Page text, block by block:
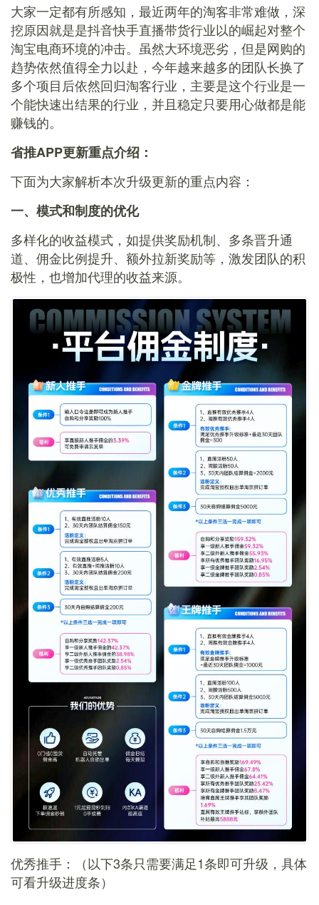
大家一定都有所感知，最近两年的淘客非常难做，深
挖原因就是是抖音快手直播带货行业以的崛起对整个
淘宝电商环境的冲击。虽然大环境恶劣，但是网购的
趋势依然值得全力以赴，今年越来越多的团队长换了
多个项目后依然回归淘客行业，主要是这个行业是一
个能快速出结果的行业，并且稳定只要用心做都是能
赚钱的。
省推APP更新重点介绍：
下面为大家解析本次升级更新的重点内容：
一、模式和制度的优化
多样化的收益模式，如提供奖励机制、多条晋升通
道、佣金比例提升、额外拉新奖励等，激发团队的积
极性，也增加代理的收益来源。
优秀推手：（以下3条只需要满足1条即可升级，具体
可看升级进度条）